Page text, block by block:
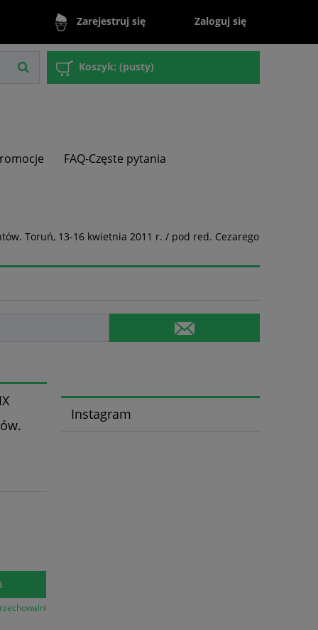
Zarejestruj się Zaloguj się
Koszyk: (pusty)
FAQ-Częste pytania
Toruń, 13-16 kwietnia 2011 r. / pod red. Cezarego
Instagram